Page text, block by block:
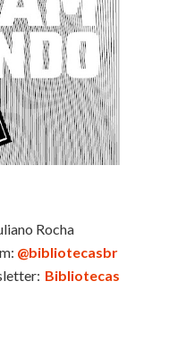
Rocha
@bibliotecasbr
Bibliotecas